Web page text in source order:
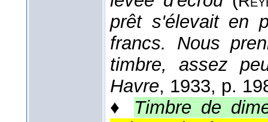
prêt s'élevait en
francs. Nous
timbre, assez
Havre, 1933, p.
♦ Timbre de